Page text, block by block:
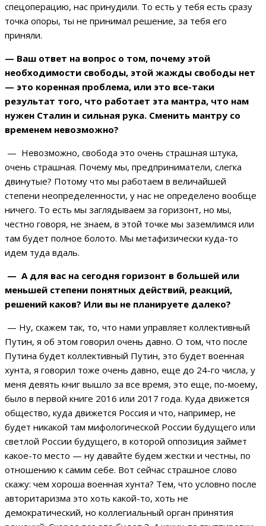
спецоперацию, нас принудили. То есть у тебя есть сразу
точка опоры, ты не принимал решение, за тебя его
приняли.
— Ваш ответ на вопрос о том, почему этой
необходимости свободы, этой жажды свободы нет
— это коренная проблема, или это все-таки
результат того, что работает эта мантра, что нам
нужен Сталин и сильная рука. Сменить мантру со
временем невозможно?
— Невозможно, свобода это очень страшная штука,
очень страшная. Почему мы, предприниматели, слегка
двинутые? Потому что мы работаем в величайшей
степени неопределенности, у нас не определено вообще
ничего. То есть мы заглядываем за горизонт, но мы,
честно говоря, не знаем, в этой точке мы заземлимся или
там будет полное болото. Мы метафизически куда-то
идем туда вдаль.
— А для вас на сегодня горизонт в большей или
меньшей степени понятных действий, реакций,
решений каков? Или вы не планируете далеко?
— Ну, скажем так, то, что нами управляет коллективный
Путин, я об этом говорил очень давно. О том, что после
Путина будет коллективный Путин, это будет военная
хунта, я говорил тоже очень давно, еще до 24-го числа, у
меня девять книг вышло за все время, это еще, по-моему,
было в первой книге 2016 или 2017 года. Куда движется
общество, куда движется Россия и что, например, не
будет никакой там мифологической России будущего или
светлой России будущего, в которой оппозиция займет
какое-то место — ну давайте будем жестки и честны, по
отношению к самим себе. Вот сейчас страшное слово
скажу: чем хороша военная хунта? Тем, что условно после
авторитаризма это хоть какой-то, хоть не
демократический, но коллегиальный орган принятия